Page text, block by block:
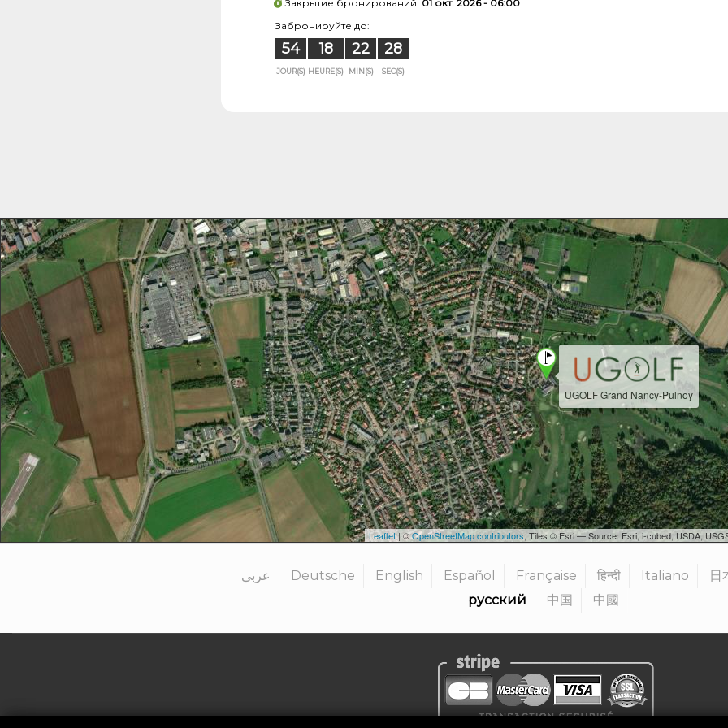
Закрытие бронирований: 01 окт. 2026 - 06:00
Забронируйте до:
54 18 22 27
JOUR(S) HEURE(S) MIN(S) SEC(S)
UGOLF Grand Nancy-Pulnoy
Leaflet| ©OpenStreetMap contributors , Tiles © Esri — Source: Esri, i-cubed, USDA,
عربى Deutsche English Español Française हिन्दी Italiano
日
русский
中国 中國